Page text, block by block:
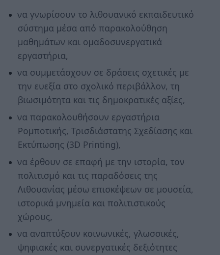
να γνωρίσουν το λιθουανικό εκπαιδευτικό
σύστημα μέσα από παρακολούθηση
μαθημάτων και ομαδοσυνεργατικά
εργαστήρια,
να συμμετάσχουν σε δράσεις σχετικές με
την ευεξία στο σχολικό περιβάλλον, τη
βιωσιμότητα και τις δημοκρατικές αξίες,
να παρακολουθήσουν εργαστήρια
Ρομποτικής, Τρισδιάστατης Σχεδίασης και
Εκτύπωσης (3D Printing),
να έρθουν σε επαφή με την ιστορία, τον
πολιτισμό και τις παραδόσεις της
Λιθουανίας μέσω επισκέψεων σε μουσεία,
ιστορικά μνημεία και πολιτιστικούς
χώρους,
να αναπτύξουν κοινωνικές, γλωσσικές,
ψηφιακές και συνεργατικές δεξιότητες